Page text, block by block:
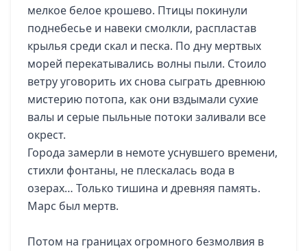
мелкое белое крошево. Птицы покинули
поднебесье и навеки смолкли, распластав
крылья среди скал и песка. По дну мертвых
морей перекатывались волны пыли. Стоило
ветру уговорить их снова сыграть древнюю
мистерию потопа, как они вздымали сухие
валы и серые пыльные потоки заливали все
окрест.
Города замерли в немоте уснувшего времени,
стихли фонтаны, не плескалась вода в
озерах… Только тишина и древняя память.
Марс был мертв.
Потом на границах огромного безмолвия в